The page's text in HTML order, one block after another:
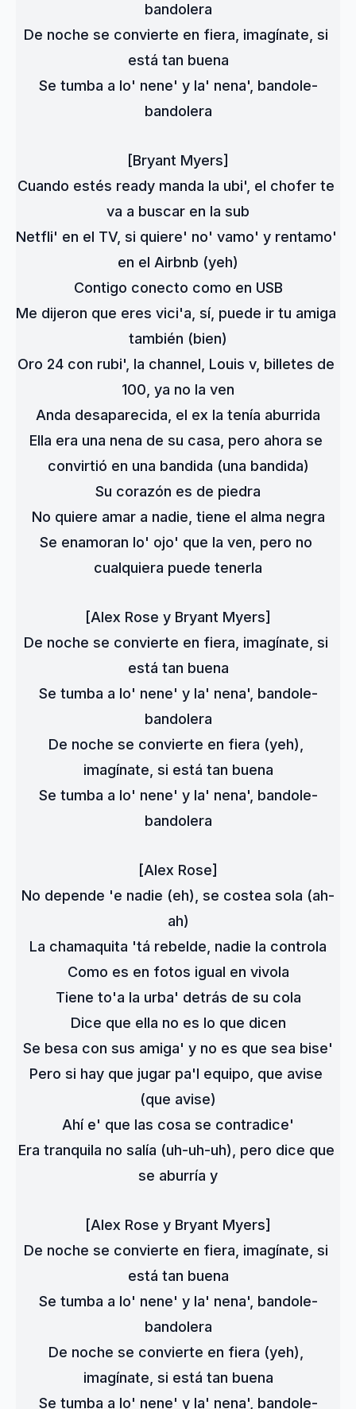
bandolera
De noche se convierte en fiera, imagínate, si
está tan buena
Se tumba a lo' nene' y la' nena', bandole-
bandolera
[Bryant Myers]
Cuando estés ready manda la ubi', el chofer te
va a buscar en la sub
Netfli' en el TV, si quiere' no' vamo' y rentamo'
en el Airbnb (yeh)
Contigo conecto como en USB
Me dijeron que eres vici'a, sí, puede ir tu amiga
también (bien)
Oro 24 con rubi', la channel, Louis v, billetes de
100, ya no la ven
Anda desaparecida, el ex la tenía aburrida
Ella era una nena de su casa, pero ahora se
convirtió en una bandida (una bandida)
Su corazón es de piedra
No quiere amar a nadie, tiene el alma negra
Se enamoran lo' ojo' que la ven, pero no
cualquiera puede tenerla
[Alex Rose y Bryant Myers]
De noche se convierte en fiera, imagínate, si
está tan buena
Se tumba a lo' nene' y la' nena', bandole-
bandolera
De noche se convierte en fiera (yeh),
imagínate, si está tan buena
Se tumba a lo' nene' y la' nena', bandole-
bandolera
[Alex Rose]
No depende 'e nadie (eh), se costea sola (ah-
ah)
La chamaquita 'tá rebelde, nadie la controla
Como es en fotos igual en vivola
Tiene to'a la urba' detrás de su cola
Dice que ella no es lo que dicen
Se besa con sus amiga' y no es que sea bise'
Pero si hay que jugar pa'l equipo, que avise
(que avise)
Ahí e' que las cosa se contradice'
Era tranquila no salía (uh-uh-uh), pero dice que
se aburría y
[Alex Rose y Bryant Myers]
De noche se convierte en fiera, imagínate, si
está tan buena
Se tumba a lo' nene' y la' nena', bandole-
bandolera
De noche se convierte en fiera (yeh),
imagínate, si está tan buena
Se tumba a lo' nene' y la' nena', bandole-